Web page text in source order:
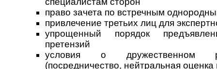
право зачета по встречным
привлечение третьих лиц для
упрощенный порядок
претензий
условия о дружественном
(посредничество, нейтральная оценка